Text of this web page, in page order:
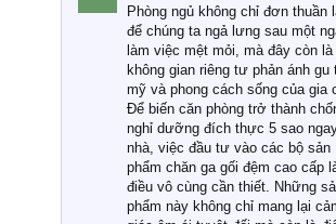
Phòng ngủ không chỉ đơn thuần
để chúng ta ngả lưng sau một
làm việc mệt mỏi, mà đây còn là
không gian riêng tư phản ánh gu
mỹ và phong cách sống của gia
Để biến căn phòng trở thành
nghỉ dưỡng đích thực 5 sao
nhà, việc đầu tư vào các bộ sản
phẩm chăn ga gối đệm cao cấp
điều vô cùng cần thiết. Những
phẩm này không chỉ mang lại